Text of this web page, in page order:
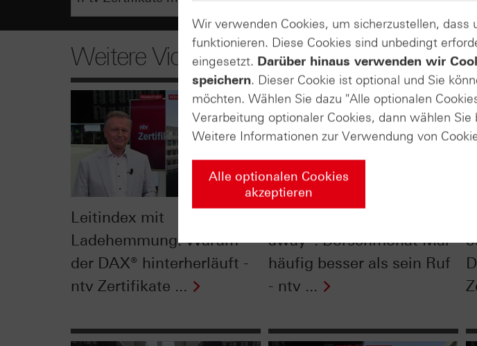
Weitere Videos
Leitindex mit
Ladehemmung: Warum
der DAX® hinterherläuft -
ntv Zertifikate ...
away“: Börsenmonat Mai
häufig besser als sein Ruf
- ntv ...
Wir verwenden Cookies, um sicherzustellen,
funktionieren. Diese Cookies sind unbedingt
eingesetzt. Darüber hinaus verwenden wir
speichern. Dieser Cookie ist optional und Sie
möchten. Wählen Sie dazu "Alle optionalen
Verarbeitung optionaler Cookies, dann wählen
Weitere Informationen zur Verwendung von
Alle optionalen Cookies
akzeptieren